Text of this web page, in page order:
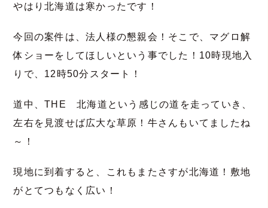
やはり北海道は寒かったです！
今回の案件は、法人様の懇親会！そこで、マグロ解
体ショーをしてほしいという事でした！10時現地入
りで、12時50分スタート！
道中、THE 北海道という感じの道を走っていき、
左右を見渡せば広大な草原！牛さんもいてましたね
～！
現地に到着すると、これもまたさすが北海道！敷地
がとてつもなく広い！